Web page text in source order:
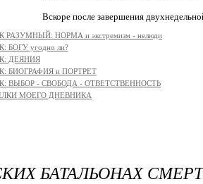
Вскоре после завершения
РАЗУМНЫЙ: НОРМА и экстремизм - нелюди
БОГУ угодно ли?
ДЕЯНИЯ
БИОГРАФИЯ и ПОРТРЕТ
ВЫБОР - СВОБОДА - ОТВЕТСТВЕННОСТЬ
МОЕГО ДНЕВНИКА
БАТАЛЬОНАХ